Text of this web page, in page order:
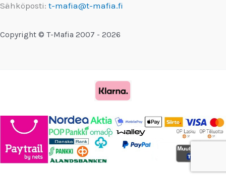
Sähköposti: t-mafia@t-mafia.fi
Copyright © T-Mafia 2007 - 2026